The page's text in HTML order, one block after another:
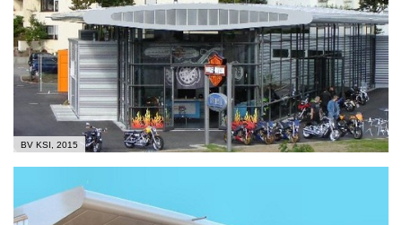
BV KSI, 2015